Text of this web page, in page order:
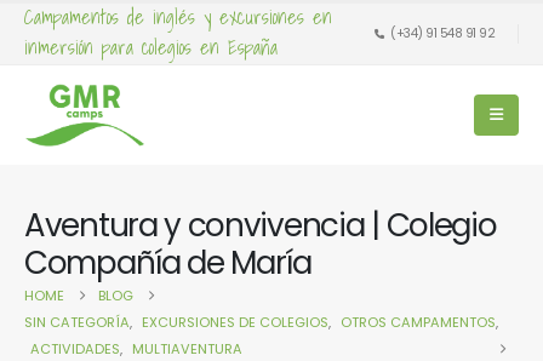
Campamentos de inglés y excursiones en
inmersión para colegios en España
(+34) 91 548 91 92
Aventura y convivencia | Colegio
Compañía de María
HOME
BLOG
SIN CATEGORÍA, EXCURSIONES DE COLEGIOS, OTROS CAMPAMENTOS,
ACTIVIDADES, MULTIAVENTURA